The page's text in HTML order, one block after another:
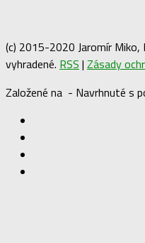
(c) 2015-2020 Jaromír Miko,
vyhradené. RSS | Zásady
Založené na - Navrhnuté s